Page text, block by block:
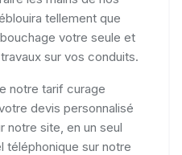
tellement que
votre seule et
sur vos conduits.
notre tarif curage
devis personnalisé
notre site, en un seul
téléphonique sur notre